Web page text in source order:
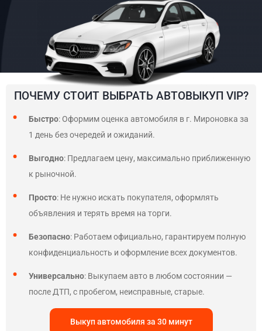
ПОЧЕМУ СТОИТ ВЫБРАТЬ АВТОВЫКУП VIP?
Быстро: Оформим оценка автомобиля в г. Мироновка за
1 день без очередей и ожиданий.
Выгодно: Предлагаем цену, максимально приближенную
к рыночной.
Просто: Не нужно искать покупателя, оформлять
объявления и терять время на торги.
Безопасно: Работаем официально, гарантируем полную
конфиденциальность и оформление всех документов.
Универсально: Выкупаем авто в любом состоянии —
после ДТП, с пробегом, неисправные, старые.
Выкуп автомобиля за 30 минут